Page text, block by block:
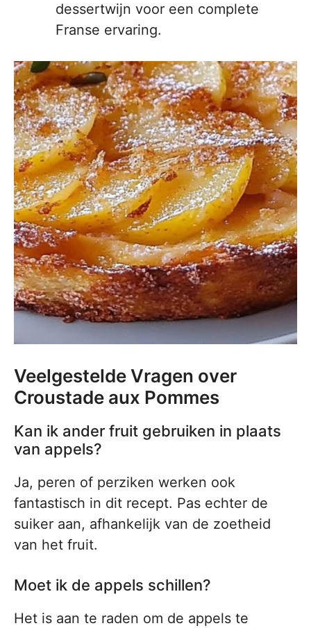
dessertwijn voor een complete
Franse ervaring.
Veelgestelde Vragen over
Croustade aux Pommes
Kan ik ander fruit gebruiken in plaats
van appels?
Ja, peren of perziken werken ook
fantastisch in dit recept. Pas echter de
suiker aan, afhankelijk van de zoetheid
van het fruit.
Moet ik de appels schillen?
Het is aan te raden om de appels te